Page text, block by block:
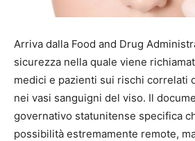
Arriva dalla Food and Drug
sicurezza nella quale viene
medici e pazienti sui rischi correlati
nei vasi sanguigni del viso. Il
governativo statunitense specifica
possibilità estremamente remote,